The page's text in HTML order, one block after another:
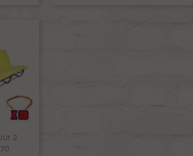
2